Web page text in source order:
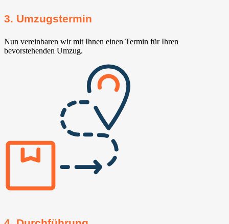
3. Umzugstermin
Nun vereinbaren wir mit Ihnen einen Termin für Ihren
bevorstehenden Umzug.